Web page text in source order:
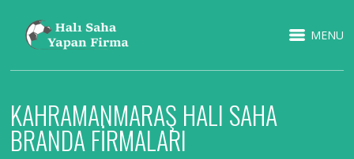
MENU
KAHRAMANMARAŞ HALI SAHA
BRANDA FIRMALARI